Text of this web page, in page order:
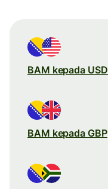
BAM kepada USD
BAM kepada GBP